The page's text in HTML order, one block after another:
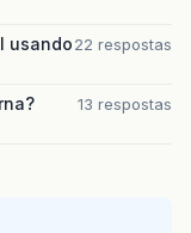
usando22 respostas
13 respostas